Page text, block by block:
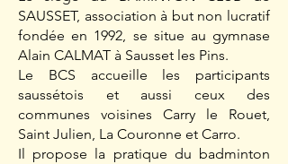
SAUSSET, association à but non lucratif
fondée en 1992, se situe au gymnase
Alain CALMAT à Sausset les Pins.
Le BCS accueille les participants
saussétois et aussi ceux des
communes voisines Carry le Rouet,
Saint Julien, La Couronne et Carro.
Il propose la pratique du badminton